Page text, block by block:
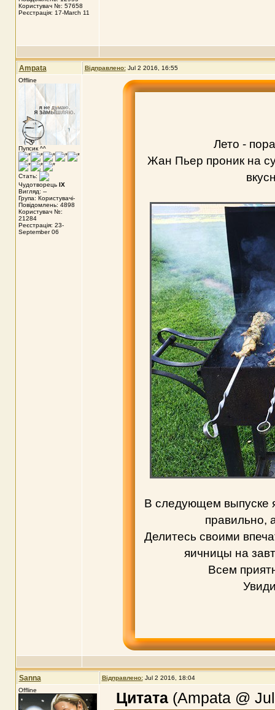
Користувач №: 57658
Реєстрація: 17-March 11
Ampata Відправлено: Jul 2 2016, 16:55
Offline
Пупсик ^^
Стать:
Чудотворець IX
Вигляд: --
Група: Користувачі-
Повідомлень: 4898
Користувач №:
21284
Реєстрація: 23-
September 06
Лето -
Жан Пьер проник на
В следующем выпуске
правильно,
Делитесь своими
яичницы на
Всем
Sanna Відправлено: Jul 2 2016, 18:04
Offline
Цитата(Ampata @